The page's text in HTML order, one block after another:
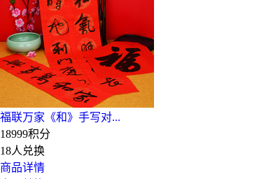
福联万家《和》手写对...
18999积分
18人兑换
商品详情